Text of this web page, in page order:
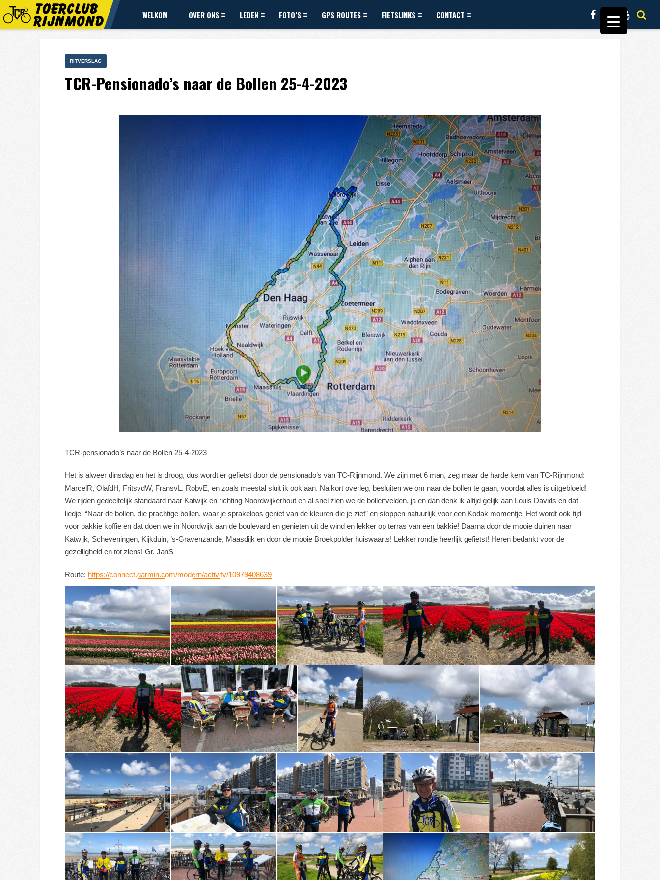
WELKOM OVER ONS LEDEN FOTO’S GPS ROUTES FIETSLINKS CONTACT
RITVERSLAG
TCR-Pensionado’s naar de Bollen 25-4-2023
TCR-pensionado’s naar de Bollen 25-4-2023
Het is alweer dinsdag en het is droog, dus wordt er gefietst door de pensionado’s van TC-Rijnmond. We zijn met 6 man, zeg maar de harde kern van TC-Rijnmond:
MarcelR, OlafdH, FritsvdW, FransvL. RobvE, en zoals meestal sluit ik ook aan. Na kort overleg, besluiten we om naar de bollen te gaan, voordat alles is uitgebloeid!
We rijden gedeeltelijk standaard naar Katwijk en richting Noordwijkerhout en al snel zien we de bollenvelden, ja en dan denk ik altijd gelijk aan Louis Davids en dat
liedje: “Naar de bollen, die prachtige bollen, waar je sprakeloos geniet van de kleuren die je ziet” en stoppen natuurlijk voor een Kodak momentje. Het wordt ook tijd
voor bakkie koffie en dat doen we in Noordwijk aan de boulevard en genieten uit de wind en lekker op terras van een bakkie! Daarna door de mooie duinen naar
Katwijk, Scheveningen, Kijkduin, ’s-Gravenzande, Maasdijk en door de mooie Broekpolder huiswaarts! Lekker rondje heerlijk gefietst! Heren bedankt voor de
gezelligheid en tot ziens! Gr. JanS
Route: https://connect.garmin.com/modern/activity/10979408639